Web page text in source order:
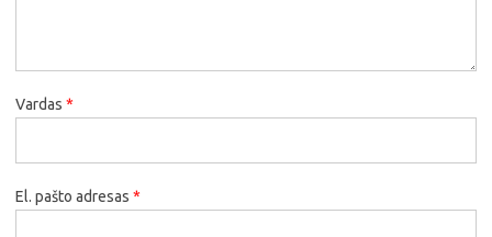
Vardas *
El. pašto adresas *